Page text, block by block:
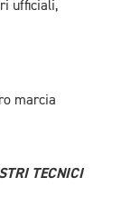
ufficiali,
marcia
TECNICI